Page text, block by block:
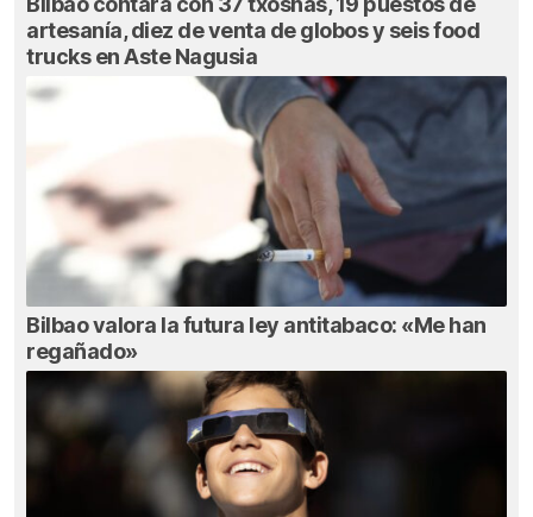
artesanía, diez de venta de globos y seis food
trucks en Aste Nagusia
Bilbao valora la futura ley antitabaco: «Me han
regañado»